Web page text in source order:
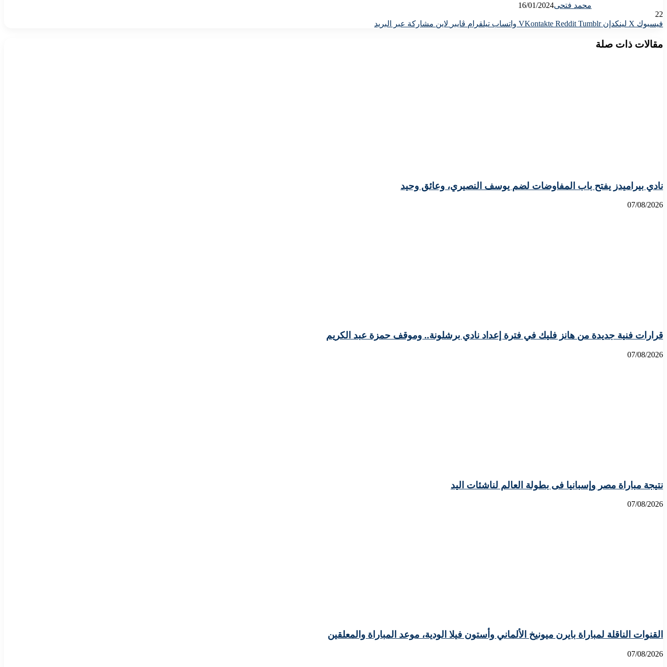
محمد فتحى16/01/2024
22
فيسبوك X لينكدإن واتساب تيلقرام ڤايبر لاين مشاركة عبر البريد
مقالات ذات صلة
نادي بيراميدز يفتح باب المفاوضات لضم يوسف النصيري، وعائق وحيد
07/08/2026
قرارات فنية جديدة من هانز فليك في فترة إعداد نادي برشلونة.. وموقف حمزة عبد الكريم
07/08/2026
نتيجة مباراة مصر وإسبانيا فى بطولة العالم لناشئات اليد
07/08/2026
القنوات الناقلة لمباراة بايرن ميونيخ الألماني وأستون فيلا الودية، موعد المباراة والمعلقين
07/08/2026